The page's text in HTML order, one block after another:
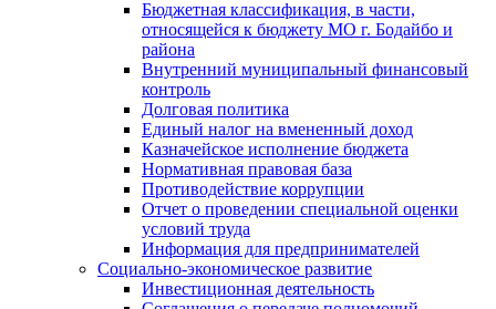
Бюджетная классификация, в части,
относящейся к бюджету МО г. Бодайбо и
района
Внутренний муниципальный финансовый
контроль
Долговая политика
Единый налог на вмененный доход
Казначейское исполнение бюджета
Нормативная правовая база
Противодействие коррупции
Отчет о проведении специальной оценки
условий труда
Информация для предпринимателей
Социально-экономическое развитие
Инвестиционная деятельность